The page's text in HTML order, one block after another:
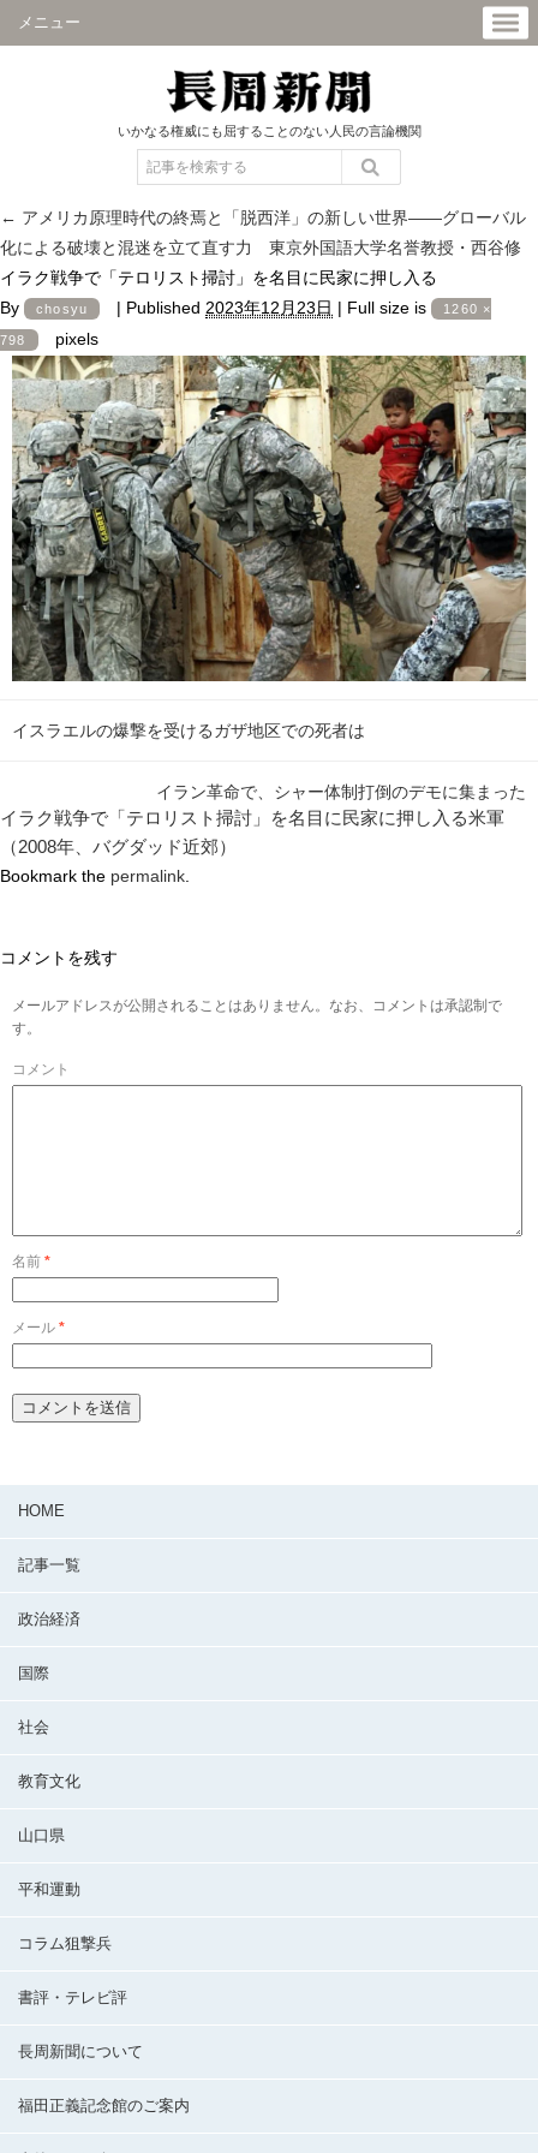
メニュー
いかなる権威にも屈することのない人民の言論機関
← アメリカ原理時代の終焉と「脱西洋」の新しい世界――グローバル
化による破壊と混迷を立て直す力 東京外国語大学名誉教授・西谷修
イラク戦争で「テロリスト掃討」を名目に民家に押し入る
By
chosyu | Published 2023年12月23日 | Full size is 1260 ×
798 pixels
イスラエルの爆撃を受けるガザ地区での死者は
イラン革命で、シャー体制打倒のデモに集まった
イラク戦争で「テロリスト掃討」を名目に民家に押し入る米軍
（2008年、バグダッド近郊）
Bookmark the permalink
コメントを残す
メールアドレスが公開されることはありません。なお、コメントは承認制で
す。
コメント
名前 *
メール *
HOME
記事一覧
政治経済
国際
社会
教育文化
山口県
平和運動
コラム狙撃兵
書評・テレビ評
長周新聞について
福田正義記念館のご案内